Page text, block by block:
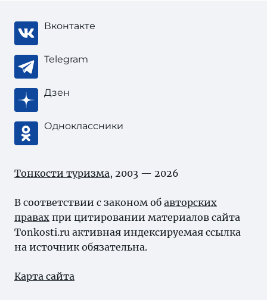
Вконтакте
Telegram
Дзен
Одноклассники
Тонкости туризма, 2003 — 2026
В соответствии с законом об авторских
правах при цитировании материалов сайта
Tonkosti.ru активная индексируемая ссылка
на источник обязательна.
Карта сайта